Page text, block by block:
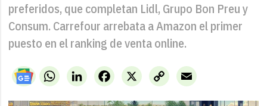
preferidos, que completan Lidl, Grupo Bon Preu y
Consum. Carrefour arrebata a Amazon el primer
puesto en el ranking de venta online.
WhatsAppLinkedIn X
Facebook
Copy
Link
Email